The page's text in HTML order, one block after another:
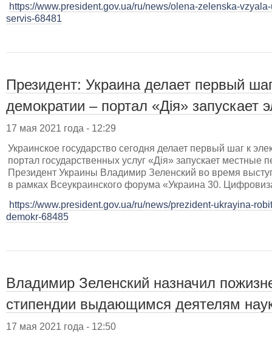
https://www.president.gov.ua/ru/news/olena-zelenska-
servis-68481
Президент: Украина делает первый
демократии – портал «Дія» запускает
17 мая 2021 года - 12:29
Украинское государство сегодня делает первый шаг к
портал государственных услуг «Дія» запускает местные
Президент Украины Владимир Зеленский во время
в рамках Всеукраинского форума «Украина 30.
https://www.president.gov.ua/ru/news/prezident-ukrayina-
demokr-68485
Владимир Зеленский назначил
стипендии выдающимся деятелям
17 мая 2021 года - 12:50